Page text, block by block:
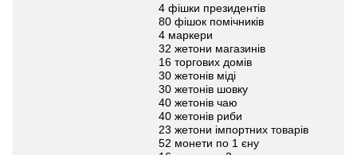
4 фішки президентів
80 фішок помічників
4 маркери
32 жетони магазинів
16 торгових домів
30 жетонів міді
30 жетонів шовку
40 жетонів чаю
40 жетонів риби
23 жетони імпортних товарів
52 монети по 1 єну